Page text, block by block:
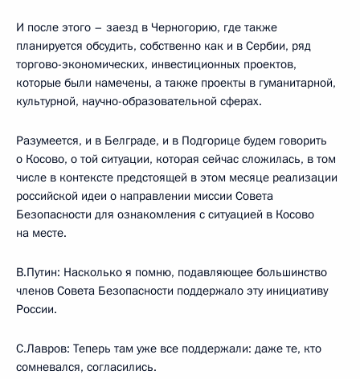
И после этого – заезд в Черногорию, где также
планируется обсудить, собственно как и в Сербии, ряд
торгово-экономических, инвестиционных проектов,
которые были намечены, а также проекты в гуманитарной,
культурной, научно-образовательной сферах.
Разумеется, и в Белграде, и в Подгорице будем говорить
о Косово, о той ситуации, которая сейчас сложилась, в том
числе в контексте предстоящей в этом месяце реализации
российской идеи о направлении миссии Совета
Безопасности для ознакомления с ситуацией в Косово
на месте.
В.Путин: Насколько я помню, подавляющее большинство
членов Совета Безопасности поддержало эту инициативу
России.
С.Лавров: Теперь там уже все поддержали: даже те, кто
сомневался, согласились.